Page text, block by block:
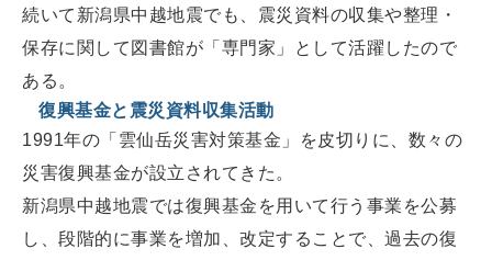
続いて新潟県中越地震でも、震災資料の収集や整理・
保存に関して図書館が「専門家」として活躍したので
ある。
復興基金と震災資料収集活動
1991年の「雲仙岳災害対策基金」を皮切りに、数々の
災害復興基金が設立されてきた。
新潟県中越地震では復興基金を用いて行う事業を公募
し、段階的に事業を増加、改定することで、過去の復